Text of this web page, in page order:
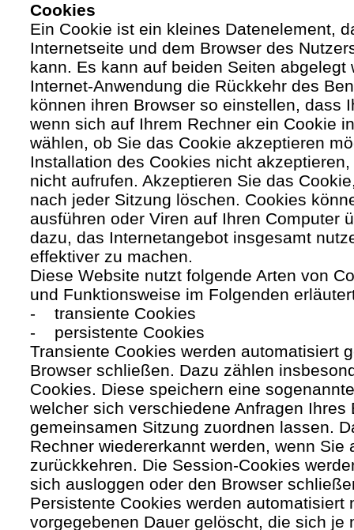
Cookies
Ein Cookie ist ein kleines Datenelement,
Internetseite und dem Browser des
kann. Es kann auf beiden Seiten abgelegt
Internet-Anwendung die Rückkehr des
können ihren Browser so einstellen, dass
wenn sich auf Ihrem Rechner ein Cookie
wählen, ob Sie das Cookie akzeptieren
Installation des Cookies nicht
nicht aufrufen. Akzeptieren Sie das
nach jeder Sitzung löschen. Cookies
ausführen oder Viren auf Ihren Computer
dazu, das Internetangebot insgesamt
effektiver zu machen.
Diese Website nutzt folgende Arten von
und Funktionsweise im Folgenden
- transiente Cookies
- persistente Cookies
Transiente Cookies werden automatisiert
Browser schließen. Dazu zählen
Cookies. Diese speichern eine
welcher sich verschiedene Anfragen Ihres
gemeinsamen Sitzung zuordnen lassen.
Rechner wiedererkannt werden, wenn Sie
zurückkehren. Die Session-Cookies
sich ausloggen oder den Browser
Persistente Cookies werden automatisiert
vorgegebenen Dauer gelöscht, die sich je